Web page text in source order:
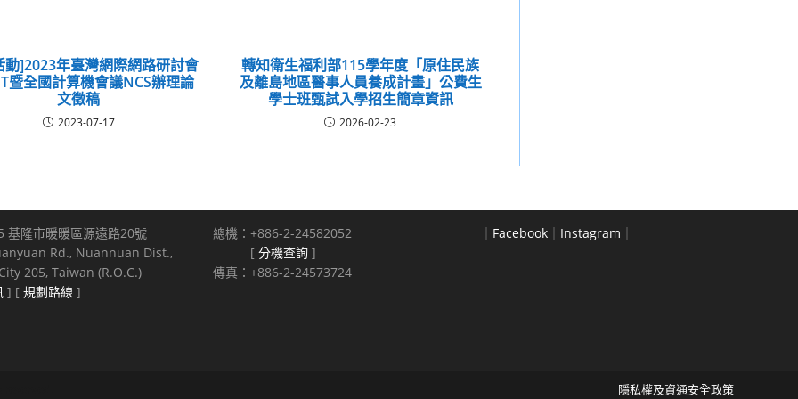
動]2023年臺灣網際網路研討會
暨全國計算機會議NCS辦理論
文徵稿
2023-07-17
轉知衛生福利部115學年度「原住民族
及離島地區醫事人員養成計畫」公費生
學士班甄試入學招生簡章資訊
2026-02-23
基隆市暖暖區源遠路20號
Rd., Nuannuan Dist.,
205, Taiwan (R.O.C.)
] [ 規劃路線 ]
總機：+886-2-24582052
[ 分機查詢 ]
傳真：+886-2-24573724
｜ Facebook ｜ Instagram ｜
隱私權及資通安全政策